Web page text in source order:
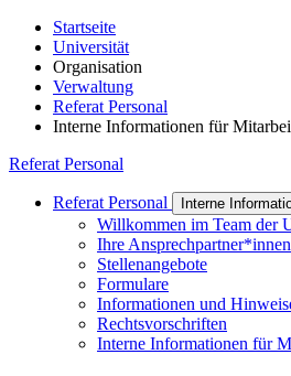
Startseite
Universität
Organisation
Verwaltung
Referat Personal
Interne Informationen für
Referat Personal
Referat Personal Interne
Willkommen im Team der
Ihre Ansprechpartner*innen
Stellenangebote
Formulare
Informationen und
Rechtsvorschriften
Interne Informationen für